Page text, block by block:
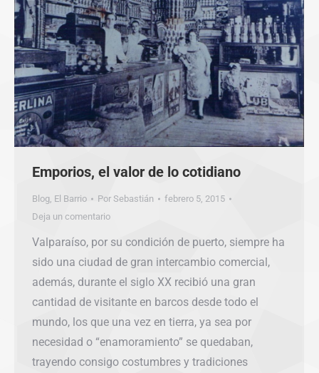
Emporios, el valor de lo cotidiano
Blog, El Barrio Por Sebastián
febrero 5, 2015
Deja un comentario
Valparaíso, por su condición de puerto, siempre ha
sido una ciudad de gran intercambio comercial,
además, durante el siglo XX recibió una gran
cantidad de visitante en barcos desde todo el
mundo, los que una vez en tierra, ya sea por
necesidad o “enamoramiento” se quedaban,
trayendo consigo costumbres y tradiciones